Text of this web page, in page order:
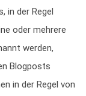
in der Regel
oder mehrere
werden,
Blogposts
in der Regel von